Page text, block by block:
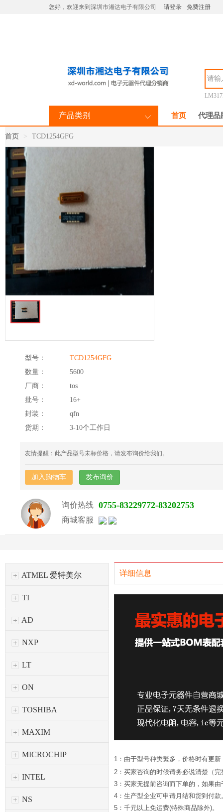
您好，欢迎来到深圳市湘达电子有限公司 请登录 免费注册
产品类别 首页 代理品
首页 TCD1254GFG
型号：
TCD1254GFG
数量：
5600
厂商：
tos
批号：
16+
封装：
qfn
货期：
3-10个工作日
友情提醒：此产品型号未标价格，请发布询价给我们。
加入购物车 发布询价
询价热线 0755-83229772-83202753
商城客服
ATMEL 爱特美尔
TI
AD
NXP
LT
ON
TOSHIBA
MAXIM
MICROCHIP
INTEL
NS
详细信息
1：由于型号种类繁多，价格时有更
2：买家咨询的时候请务必说清楚（
3：买家无提前咨询而下单的，如果
4：生产型企业可申请月结和货到付款
5：千元以上免运费(特殊商品除外)。